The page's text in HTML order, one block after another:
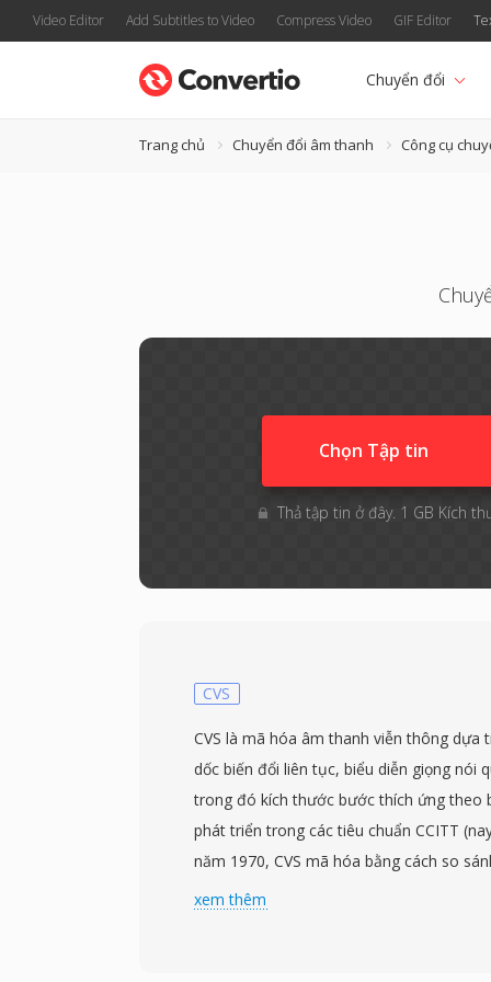
Video Editor Add Subtitles to Video Compress Video GIF Editor
Chuyển đổi
Trang chủ Chuyển đổi âm thanh Công cụ
Chọn Tập tin
Thả tập tin ở đây. 1 GB Kích
CVS
CVS là mã hóa âm thanh viễn thông dựa
dốc biến đổi liên tục, biểu diễn giọng nói
trong đó kích thước bước thích ứng theo
phát triển trong các tiêu chuẩn CCITT
năm 1970, CVS mã hóa bằng cách so
trước và xuất ra một bit duy nhất — tăng
xem thêm